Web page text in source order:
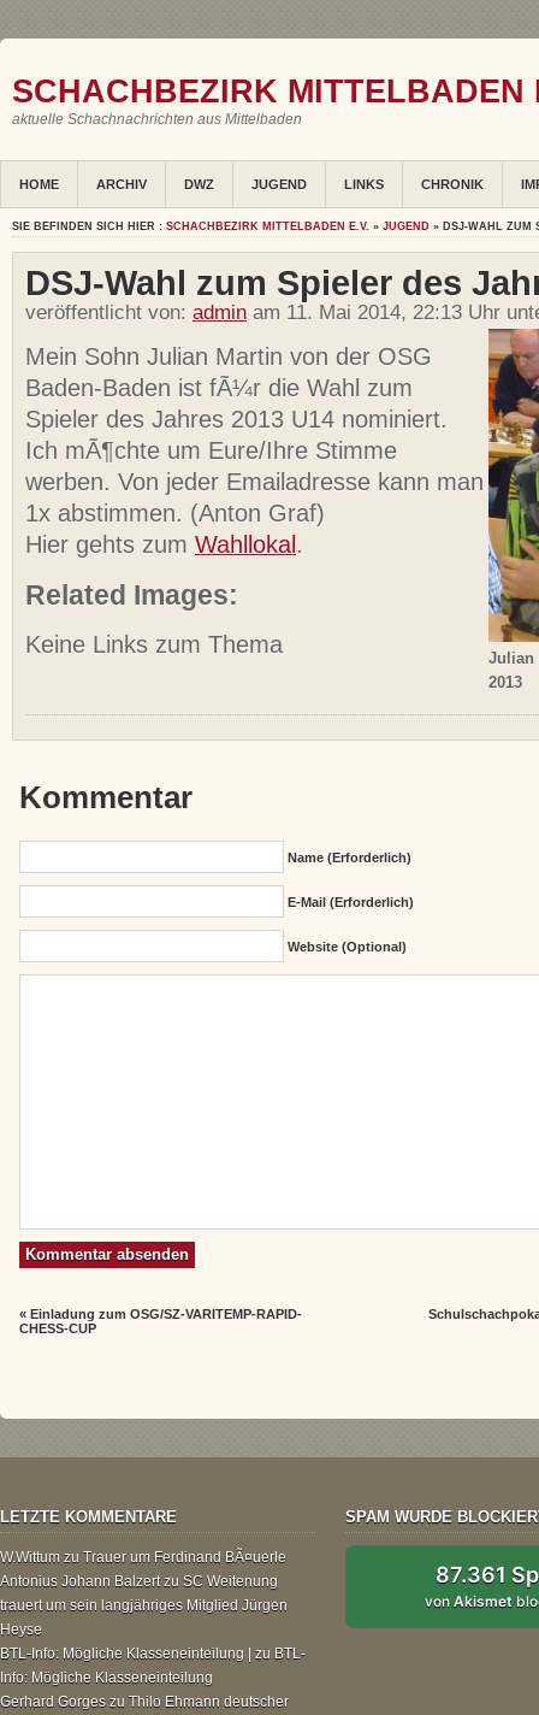
SCHACHBEZIRK MITTELBADEN
aktuelle Schachnachrichten aus Mittelbaden
HOME ARCHIV DWZ JUGEND LINKS CHRONIK
SIE BEFINDEN SICH HIER : SCHACHBEZIRK MITTELBADEN E.V. » JUGEND » DSJ-WAHL ZUM
DSJ-Wahl zum Spieler des
veröffentlicht von: admin am 11. Mai 2014, 22:13 Uhr
Julian
2013
Mein Sohn Julian Martin von der OSG
Baden-Baden ist fÃ¼r die Wahl zum
Spieler des Jahres 2013 U14 nominiert.
Ich mÃ¶chte um Eure/Ihre Stimme
werben. Von jeder Emailadresse kann man
1x abstimmen. (Anton Graf)
Hier gehts zum Wahllokal .
Related Images:
Keine Links zum Thema
Kommentar
Name (erforderlich)
E-Mail (erforderlich)
Website (Optional)
« Einladung zum OSG/SZ-VARITEMP-RAPID-
CHESS-CUP
LETZTE KOMMENTARE
W.Wittum zu Trauer um Ferdinand BÃ¤uerle
Antonius Johann Balzertzu SC Weitenung
trauert um sein langjähriges Mitglied Jürgen
Heyse
BTL-Info: Mögliche Klasseneinteilung |
zu BTL-
Info: Mögliche Klasseneinteilung
Gerhard Gorges zu Thilo Ehmann deutscher
SPAM WURDE
87.361
vonAkismet